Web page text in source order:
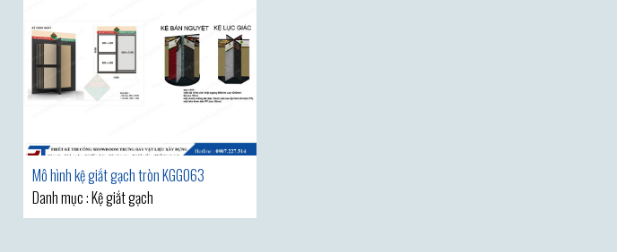
Mô hình kệ giắt gạch tròn KGG063
Danh mục : Kệ giắt gạch